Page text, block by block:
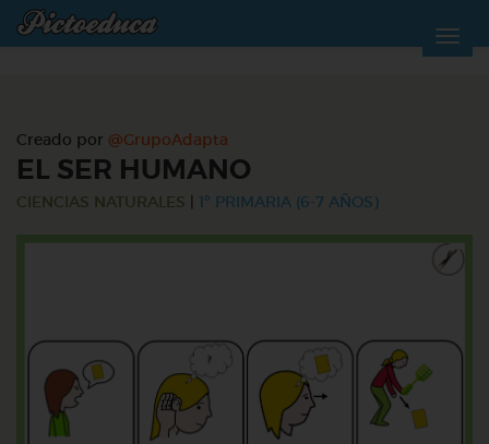
Creado por @GrupoAdapta
EL SER HUMANO
CIENCIAS NATURALES 1º PRIMARIA (6-7 AÑOS)